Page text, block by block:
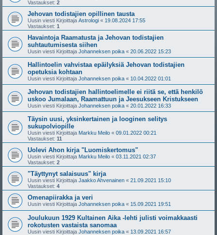
Vastaukset: 2
Jehovan todistajien opillinen tausta
Uusin viesti Kirjoittaja Astrologi « 19.08.2024 17:55
Vastaukset: 1
Havaintoja Raamatusta ja Jehovan todistajien
suhtautumisesta siihen
Uusin viesti Kirjoittaja Johanneksen poika « 20.06.2022 15:23
Hallintoelin vahvistaa epäilyksiä Jehovan todistajien
opetuksia kohtaan
Uusin viesti Kirjoittaja Johanneksen poika « 10.04.2022 01:01
Jehovan todistajien hallintoelimelle ei riitä se, että henkilö
uskoo Jumalaan, Raamattuun ja Jeesukseen Kristukseen
Uusin viesti Kirjoittaja Johanneksen poika « 20.01.2022 16:33
Täysin uusi, yksinkertainen ja looginen selitys
sukupolviopille
Uusin viesti Kirjoittaja Markku Meilo « 09.01.2022 00:21
Vastaukset: 11
Uolevi Ahon kirja "Luomiskertomus"
Uusin viesti Kirjoittaja Markku Meilo « 03.11.2021 02:37
Vastaukset: 2
"Täyttynyt salaisuus" kirja
Uusin viesti Kirjoittaja Jaakko Ahvenainen « 21.09.2021 15:10
Vastaukset: 4
Omenapiirakka ja veri
Uusin viesti Kirjoittaja Johanneksen poika « 15.09.2021 19:51
Joulukuun 1929 Kultainen Aika -lehti julisti voimakkaasti
rokotusten vastaista sanomaa
Uusin viesti Kirjoittaja Johanneksen poika « 13.09.2021 16:57